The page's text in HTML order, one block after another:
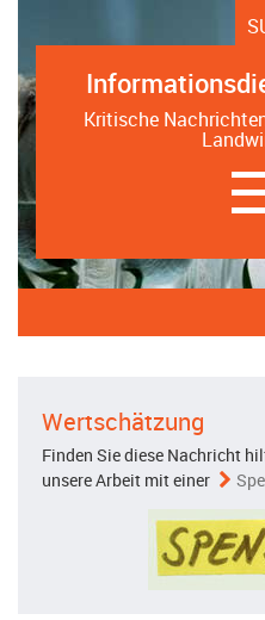
Kritische
Wertschätzung
Finden Sie diese Nachricht
unsere Arbeit mit einer